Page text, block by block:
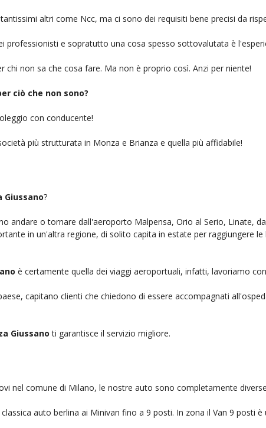
altri come Ncc, ma ci sono dei requisiti bene precisi da
professionisti e sopratutto una cosa spesso sottovalutata è
chi non sa che cosa fare. Ma non è proprio così. Anzi per niente!
ciò che non sono?
con conducente!
più strutturata in Monza e Brianza e quella più affidabile!
Giussano?
andare o tornare dall'aeroporto Malpensa, Orio al Serio, Linate,
in un'altra regione, di solito capita in estate per raggiungere
è certamente quella dei viaggi aeroportuali, infatti, lavoriamo
capitano clienti che chiedono di essere accompagnati
Giussano ti garantisce il servizio migliore.
nel comune di Milano, le nostre auto sono completamente
auto berlina ai Minivan fino a 9 posti. In zona il Van 9 posti è